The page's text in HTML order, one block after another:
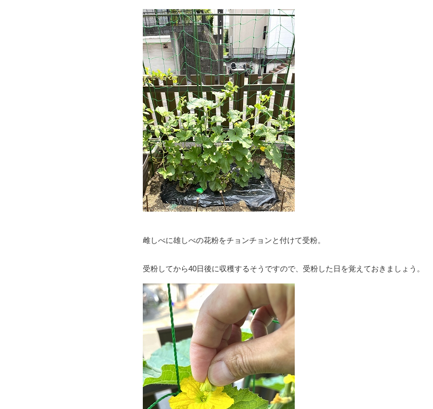
雌しべに雄しべの花粉をチョンチョンと付けて受粉。
受粉してから40日後に収穫するそうですので、受粉した日を覚えておきましょう。